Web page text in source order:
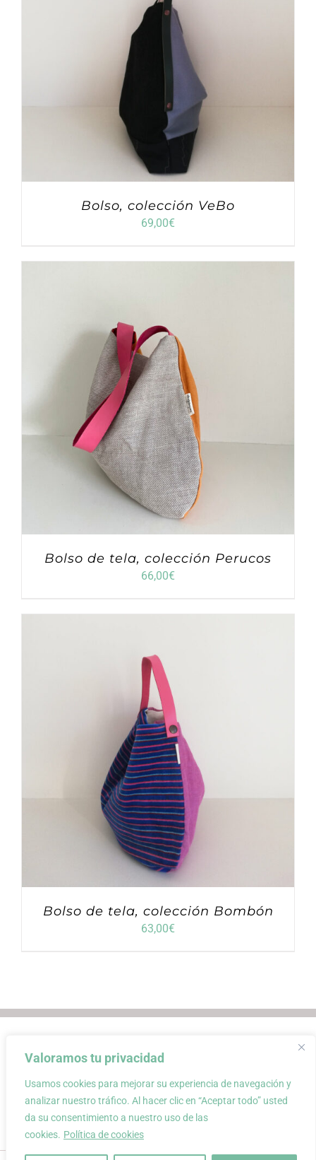
Valoramos tu privacidad
Usamos cookies para mejorar su experiencia de navegación y
analizar nuestro tráfico. Al hacer clic en “Aceptar todo” usted
da su consentimiento a nuestro uso de las
cookies. Política de cookies
Bolso, colección VeBo
69,00€
Bolso de tela, colección Perucos
66,00€
Bolso de tela, colección Bombón
63,00€
Condiciones de uso
Atención al Cliente
Política de privacidad
Carrito
Mi cuenta